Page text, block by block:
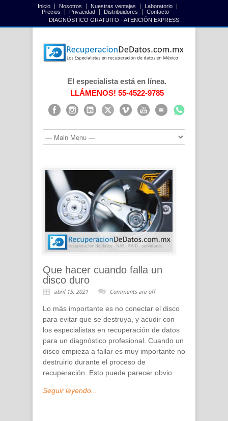
Inicio Nosotros Nuestras ventajas
Laboratorio
Precios
Privacidad Distribuidores
Contacto
DIAGNÓSTICO GRATUITO - ATENCIÓN EXPRESS
El especialista está en línea.
LLÁMENOS! 55-4522-9785
Que hacer cuando falla un
disco duro
abril 15, 2021 Comments are off
Lo más importante es no conectar el disco
para evitar que se destruya, y acudir con
los especialistas en recuperación de datos
para un diagnóstico profesional. Cuando un
disco empieza a fallar es muy importante no
destruirlo durante el proceso de
recuperación. Esto puede parecer obvio
Seguir leyendo...